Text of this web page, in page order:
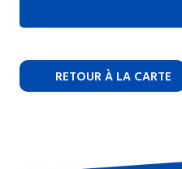
RETOUR À LA CARTE